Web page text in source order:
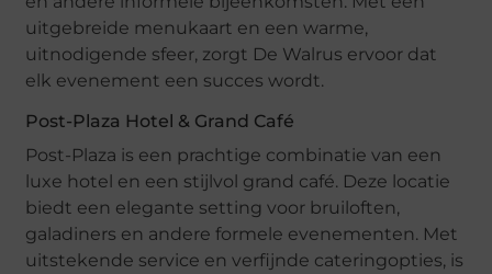
uitgebreide menukaart en een warme,
uitnodigende sfeer, zorgt De Walrus ervoor dat
elk evenement een succes wordt.
Post-Plaza Hotel & Grand Café
Post-Plaza is een prachtige combinatie van een
luxe hotel en een stijlvol grand café. Deze locatie
biedt een elegante setting voor bruiloften,
galadiners en andere formele evenementen. Met
uitstekende service en verfijnde cateringopties, is